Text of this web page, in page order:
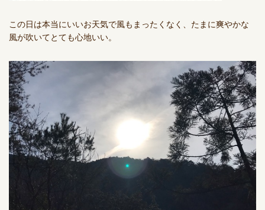
この日は本当にいいお天気で風もまったくなく、たまに爽やかな
風が吹いてとても心地いい。